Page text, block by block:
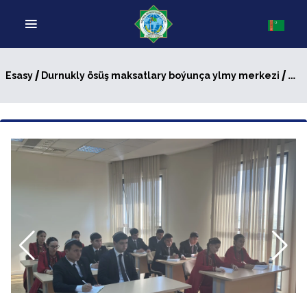
Esasy/ Durnukly ösüş maksatlary boýunça ylmy merkezi / Halypa diplomat bilen açyk sapak geçirildi